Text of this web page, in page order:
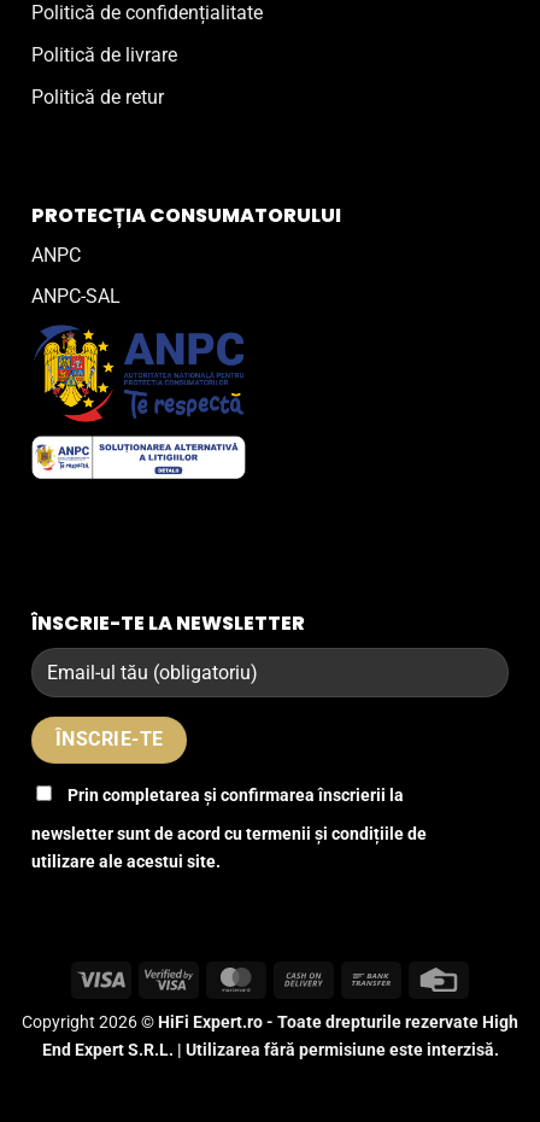
Politică de confidențialitate
Politică de livrare
Politică de retur
PROTECȚIA CONSUMATORULUI
ANPC
ANPC-SAL
ÎNSCRIE-TE LA NEWSLETTER
Prin completarea și confirmarea înscrierii la
newsletter sunt de acord cu termenii și condițiile de
utilizare ale acestui site.
Visa
Visa
MasterCardCash
Delivery
Bank
Copyright 2026 ©HiFi Expert.ro - Toate drepturile rezervate High
End Expert S.R.L. | Utilizarea fără permisiune este interzisă.